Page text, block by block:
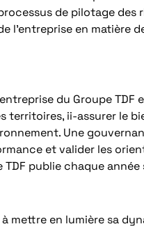
de pilotage
l’entreprise en matière
du Groupe
ii-assurer le
Une
et valider les
publie chaque
mettre en lumière sa